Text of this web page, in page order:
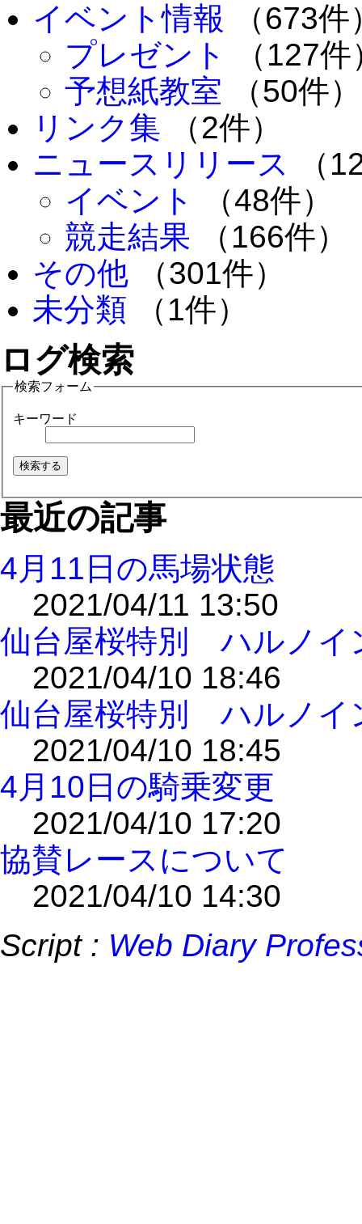
イベント情報 （673件
プレゼント
（127件
予想紙教室 （50件）
リンク集 （2件）
ニュースリリース
（
イベント
（48件）
競走結果 （166件）
その他 （301件）
未分類 （1件）
ログ検索
検索フォーム
キーワード
最近の記事
4月11日の馬場状態
2021/04/11 13:50
仙台屋桜特別 ハルノイ
2021/04/10 18:46
仙台屋桜特別 ハルノイ
2021/04/10 18:45
4月10日の騎乗変更
2021/04/10 17:20
協賛レースについて
2021/04/10 14:30
Script : Web Diary